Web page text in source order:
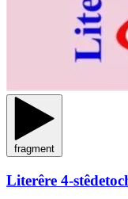
fragment
Literêre 4-